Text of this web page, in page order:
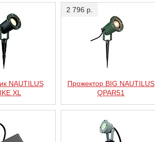
NAUTILUS
XL
2 796 р.
Прожектор BIG NAUTILUS
QPAR51